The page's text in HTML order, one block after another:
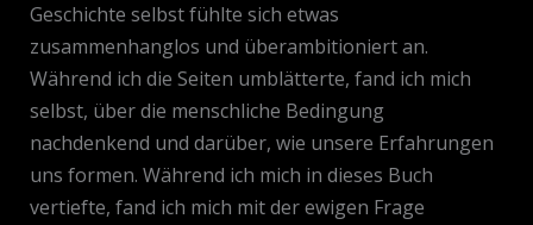
Geschichte selbst fühlte sich etwas
zusammenhanglos und überambitioniert an.
Während ich die Seiten umblätterte, fand ich mich
selbst, über die menschliche Bedingung
nachdenkend und darüber, wie unsere Erfahrungen
uns formen. Während ich mich in dieses Buch
vertiefte, fand ich mich mit der ewigen Frage